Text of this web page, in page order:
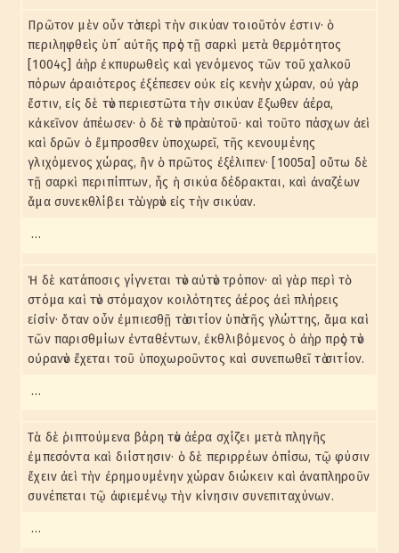
Πρῶτον μὲν οὖν τὸ περὶ τὴν σικύαν τοιοῦτόν ἐστιν· ὁ
περιληφθεὶς ὑπ´ αὐτῆς πρὸς τῇ σαρκὶ μετὰ θερμότητος
[1004ς] ἀὴρ ἐκπυρωθεὶς καὶ γενόμενος τῶν τοῦ χαλκοῦ
πόρων ἀραιότερος ἐξέπεσεν οὐκ εἰς κενὴν χώραν, οὐ γὰρ
ἔστιν, εἰς δὲ τὸν περιεστῶτα τὴν σικύαν ἔξωθεν ἀέρα,
κἀκεῖνον ἀπέωσεν· ὁ δὲ τὸν πρὸ αὑτοῦ· καὶ τοῦτο πάσχων ἀεὶ
καὶ δρῶν ὁ ἔμπροσθεν ὑποχωρεῖ, τῆς κενουμένης
γλιχόμενος χώρας, ἣν ὁ πρῶτος ἐξέλιπεν· [1005α] οὕτω δὲ
τῇ σαρκὶ περιπίπτων, ἧς ἡ σικύα δέδρακται, καὶ ἀναζέων
ἅμα συνεκθλίβει τὸ ὑγρὸν εἰς τὴν σικύαν.
…
Ἡ δὲ κατάποσις γίγνεται τὸν αὐτὸν τρόπον· αἱ γὰρ περὶ τὸ
στόμα καὶ τὸν στόμαχον κοιλότητες ἀέρος ἀεὶ πλήρεις
εἰσίν· ὅταν οὖν ἐμπιεσθῇ τὸ σιτίον ὑπὸ τῆς γλώττης, ἅμα καὶ
τῶν παρισθμίων ἐνταθέντων, ἐκθλιβόμενος ὁ ἀὴρ πρὸς τὸν
οὐρανὸν ἔχεται τοῦ ὑποχωροῦντος καὶ συνεπωθεῖ τὸ σιτίον.
…
Τὰ δὲ ῥιπτούμενα βάρη τὸν ἀέρα σχίζει μετὰ πληγῆς
ἐμπεσόντα καὶ διίστησιν· ὁ δὲ περιρρέων ὀπίσω, τῷ φύσιν
ἔχειν ἀεὶ τὴν ἐρημουμένην χώραν διώκειν καὶ ἀναπληροῦν
συνέπεται τῷ ἀφιεμένῳ τὴν κίνησιν συνεπιταχύνων.
…